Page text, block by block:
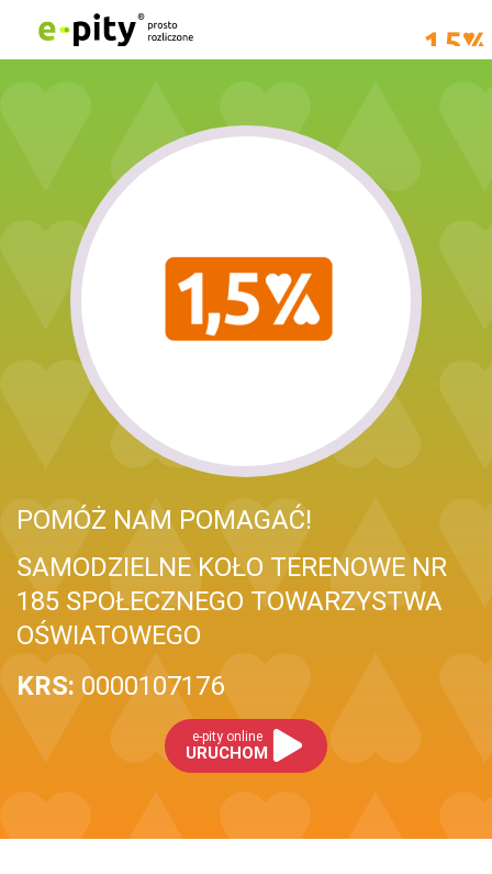
POMÓŻ NAM POMAGAĆ!
SAMODZIELNE KOŁO TERENOWE NR
185 SPOŁECZNEGO TOWARZYSTWA
OŚWIATOWEGO
KRS: 0000107176
e-pity online
URUCHOM